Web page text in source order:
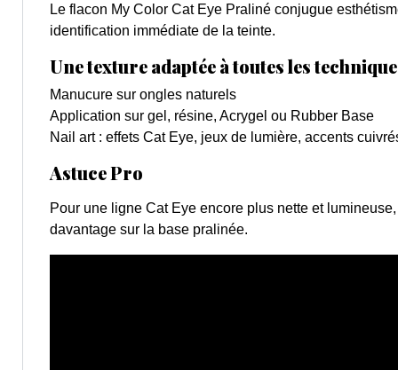
Le flacon My Color Cat Eye Praliné conjugue
identification immédiate de la teinte.
Une texture adaptée à toutes les
Manucure sur ongles naturels
Application sur gel, résine, Acrygel ou Rubber Base
Nail art : effets Cat Eye, jeux de lumière, accents
Astuce Pro
Pour une ligne Cat Eye encore plus nette et
davantage sur la base pralinée.